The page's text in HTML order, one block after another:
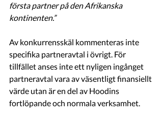
första partner på den Afrikanska
kontinenten.”
Av konkurrensskäl kommenteras inte
specifika partneravtal i övrigt. För
tillfället anses inte ett nyligen ingånget
partneravtal vara av väsentligt finansiellt
värde utan är en del av Hoodins
fortlöpande och normala verksamhet.